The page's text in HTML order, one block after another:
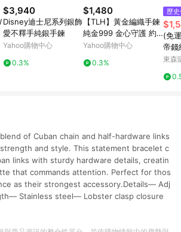
$3,940
Disney迪士尼系列銀飾
愛不釋手純銀手鍊
Yahoo購物中心
0.3%
$1,480
【TLH】黃金編織手鍊
純金999 金心守護 約
重0.03錢±0.01
Yahoo購物中心
0.3%
歷
(免
帝錢
包銀
東森
of Cuban chain and half-hardware links
and style. This statement bracelet c
links with sturdy hardware details, creatin
that commands attention. Perfect for thos
as their strongest accessory.Details— Adj
Stainless steel— Lobster clasp closure